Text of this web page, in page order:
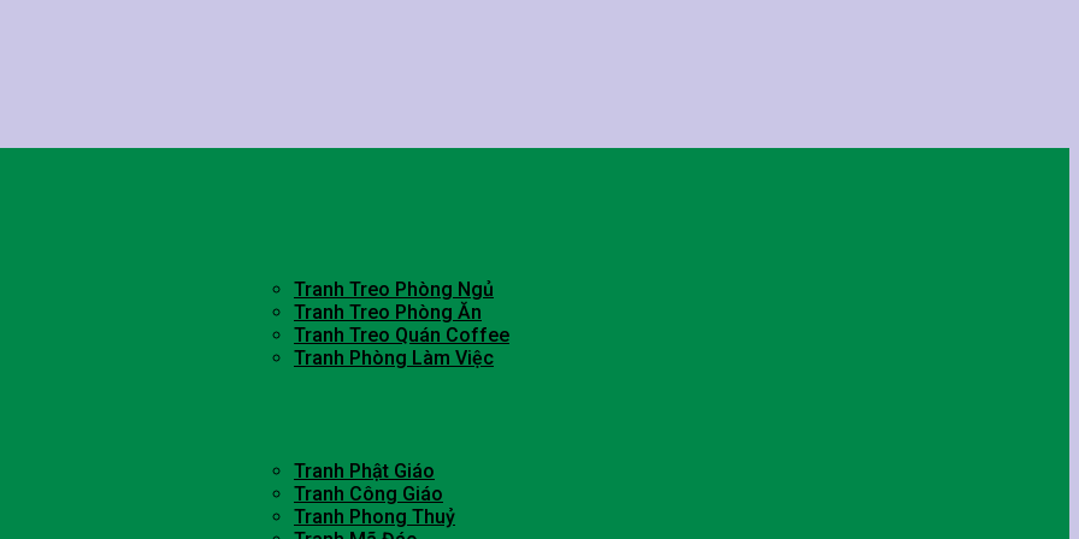
Tranh Treo Phòng Ngủ
Tranh Treo Phòng Ăn
Tranh Treo Quán Coffee
Tranh Phòng Làm Việc
Tranh Phật Giáo
Tranh Công Giáo
Tranh Phong Thuỷ